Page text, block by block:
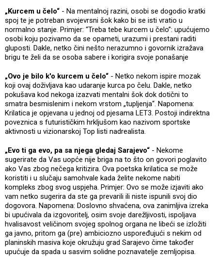
„Kurcem u čelo“ - Na mentalnoj razini, osobi se dogodio kratki
spoj te je potreban svojevrsni šok kako bi se isti vratio u
normalno stanje. Primjer: “Treba tebe kurcem u čelo”: upućujemo
osobi koju pozivamo da se opameti, urazumi i prestani raditi
gluposti. Dakle, netko čini nešto nerazumno i govornik izražava
brigu te želi da se osoba sabere i korigira svoje ponašanje
„Ovo je bilo k'o kurcem u čelo“ - Netko nekom ispire mozak
koji ovaj doživljava kao udaranje kurca po čelu. Dakle, netko
pokušava kod nekoga izazvati mentalni šok dok dotični to
smatra besmislenim i nekom vrstom „tupljenja“. Napomena:
Krilatica je opjevana u jednoj od pjesama LET3. Postoji indirektna
poveznica s futurističkim hrkljušom kao nazivom sportske
aktivnosti u vizionarskoj Top listi nadrealista.
„Evo ti ga evo, pa sa njega gledaj Sarajevo“ - Nekome
sugerirate da Vas uopće nije briga na to što on govori poglavito
ako Vas zbog nečega kritizira. Ova poetska krilatica se može
koristiti i u slučaju samohvale kada želite nekome nabiti
kompleks zbog svog uspjeha. Primjer: Ovo se može izjaviti ako
vam netko sugerira da ste ga prevarili ili niste ispunili svoj dio
dogovora. Napomena: Doslovno shvaćena, ova zanimljiva izreka
bi upućivala da izgovoritelj, osim svoje darežljivosti, ispoljava
hvalisavost veličinom svojeg spolnog organa ne libeći se izložiti
ga javno, pritom ga (pre) ambiciozno uspoređujući s nekim od
planinskih masiva koje okružuju grad Sarajevo čime također
upućuje da spada u sasvim solidne poznavatelje zemljopisa.